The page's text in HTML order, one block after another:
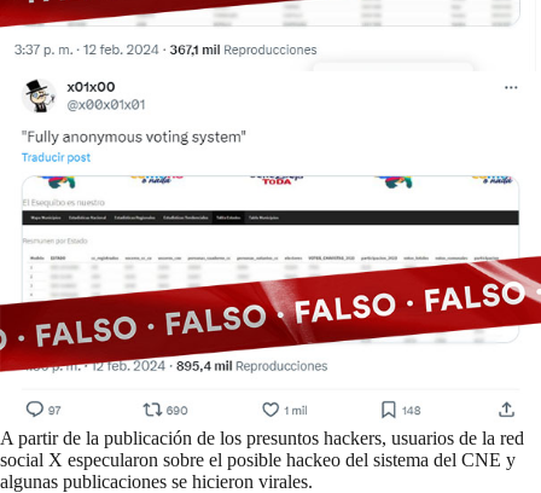
A partir de la publicación de los presuntos hackers, usuarios de la red
social X especularon sobre el posible hackeo del sistema del CNE y
algunas publicaciones se hicieron virales.